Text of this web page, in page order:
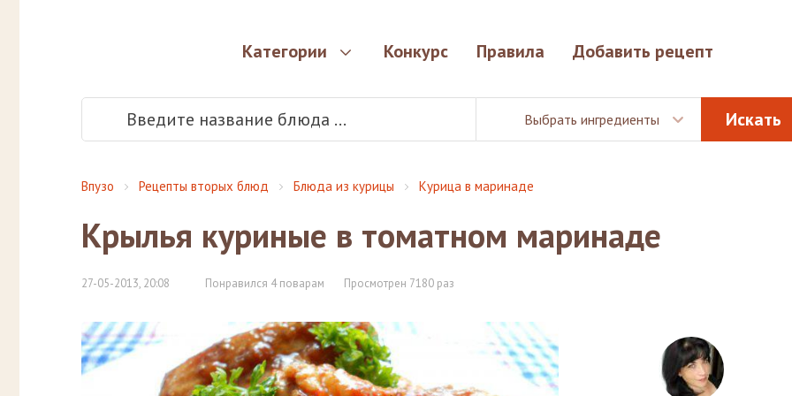
Категории Конкурс Правила Добавить рецепт
Выбрать ингредиенты
Впузо Рецепты вторых блюд Блюда из курицы Курица в маринаде
Крылья куриные в томатном маринаде
27-05-2013, 20:08 Понравился 4 поварам Просмотрен 7180 раз